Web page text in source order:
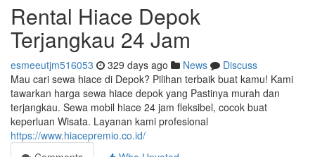
Rental Hiace Depok
Terjangkau 24 Jam
esmeeutjm516053 329 days ago News
Discuss
Mau cari sewa hiace di Depok? Pilihan terbaik buat kamu! Kami
tawarkan harga sewa hiace depok yang Pastinya murah dan
terjangkau. Sewa mobil hiace 24 jam fleksibel, cocok buat
keperluan Wisata. Layanan kami profesional
https://www.hiacepremio.co.id/